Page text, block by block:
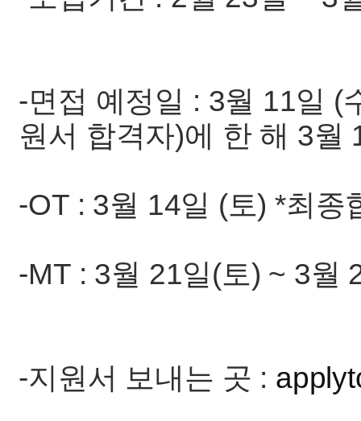
-면접 예정일 : 3월 11일 (
원서 합격자)에 한 해 3월
-OT : 3월 14일 (토) *최종
-MT : 3월 21일(토) ~ 3월
-지원서 보내는 곳 :